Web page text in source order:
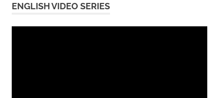
ENGLISH VIDEO SERIES